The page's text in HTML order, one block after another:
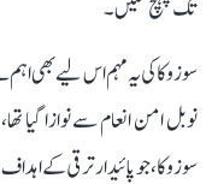
تک پہنچ سکیں۔
نوبل امن انعام سے نوازا
سوزوکا، جو پائیدار ترقی کے